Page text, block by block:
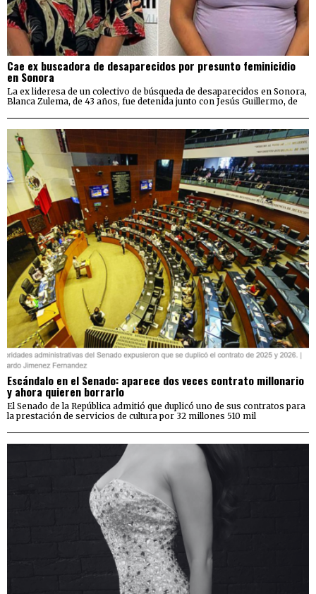
Cae ex buscadora de desaparecidos por presunto feminicidio
en Sonora
La ex lideresa de un colectivo de búsqueda de desaparecidos en Sonora,
Blanca Zulema, de 43 años, fue detenida junto con Jesús Guillermo, de
Escándalo en el Senado: aparece dos veces contrato millonario
y ahora quieren borrarlo
El Senado de la República admitió que duplicó uno de sus contratos para
la prestación de servicios de cultura por 32 millones 510 mil